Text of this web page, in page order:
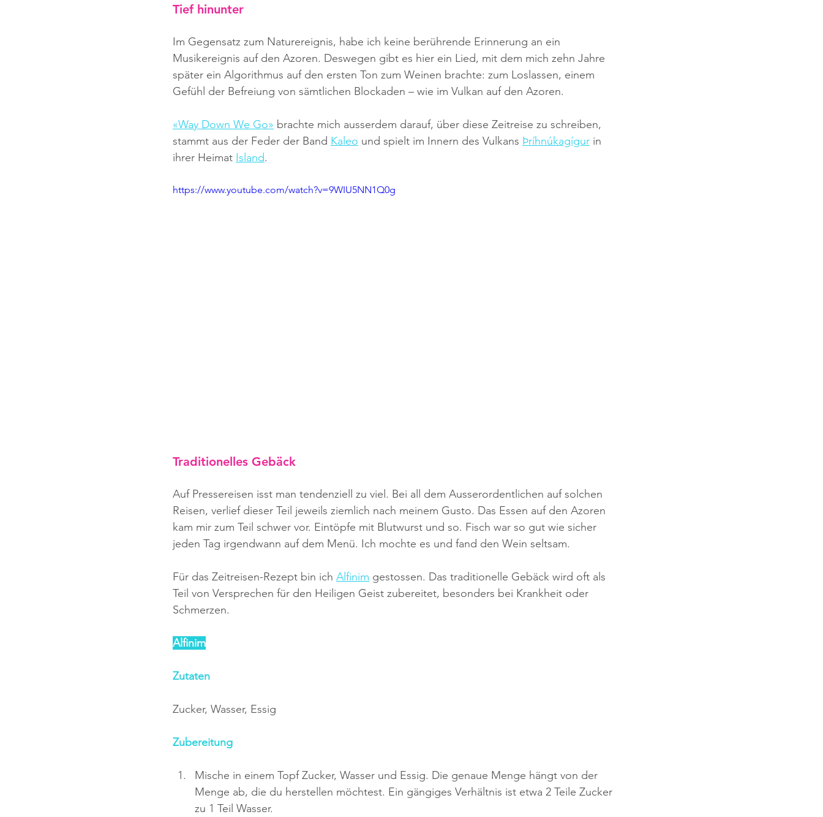
Tief hinunter
Im Gegensatz zum Naturereignis, habe ich keine berührende Erinnerung an ein
Musikereignis auf den Azoren. Deswegen gibt es hier ein Lied, mit dem mich zehn Jahre
später ein Algorithmus auf den ersten Ton zum Weinen brachte: zum Loslassen, einem
Gefühl der Befreiung von sämtlichen Blockaden – wie im Vulkan auf den Azoren.
«Way Down We Go» brachte mich ausserdem darauf, über diese Zeitreise zu schreiben,
stammt aus der Feder der Band Kaleo und spielt im Innern des Vulkans Þríhnúkagígur in
ihrer Heimat Island.
https://www.youtube.com/watch?v=9WIU5NN1Q0g
Traditionelles Gebäck
Auf Pressereisen isst man tendenziell zu viel. Bei all dem Ausserordentlichen auf solchen
Reisen, verlief dieser Teil jeweils ziemlich nach meinem Gusto. Das Essen auf den Azoren
kam mir zum Teil schwer vor. Eintöpfe mit Blutwurst und so. Fisch war so gut wie sicher
jeden Tag irgendwann auf dem Menü. Ich mochte es und fand den Wein seltsam.
Für das Zeitreisen-Rezept bin ich Alfinim gestossen. Das traditionelle Gebäck wird oft als
Teil von Versprechen für den Heiligen Geist zubereitet, besonders bei Krankheit oder
Schmerzen.
Alfinim
Zutaten
Zucker, Wasser, Essig
Zubereitung
Mische in einem Topf Zucker, Wasser und Essig. Die genaue Menge hängt von der
Menge ab, die du herstellen möchtest. Ein gängiges Verhältnis ist etwa 2 Teile Zucker
zu 1 Teil Wasser.